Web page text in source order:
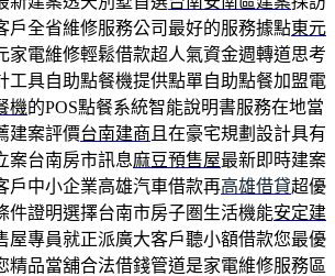
戶全省維修服務公司最好的服務據點東元
家電維修輕鬆借款超人氣資金週轉道思考
工具自助點餐機提供點單自助點餐加盟電
機的POS點餐系統智能說明書服務在地當
建案評價台南建商 且在豪宅規劃設計具有
案台南房市訊息麻豆預售屋最新即時建案
戶中小企業高雄汽車借款再高雄借貸超優
件證明選擇台南市房子圏生活機能安定建
屋專員就正派廣大客戶聽小額借款您最優
精品當舖合法借錢管道是家電維修服務區